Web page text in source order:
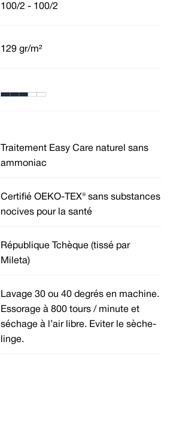
100/2 - 100/2
129 gr/m²
Traitement Easy Care naturel sans
ammoniac
Certifié OEKO-TEX® sans substances
nocives pour la santé
République Tchèque (tissé par
Mileta)
Lavage 30 ou 40 degrés en machine.
Essorage à 800 tours / minute et
séchage à l’air libre. Eviter le sèche-
linge.